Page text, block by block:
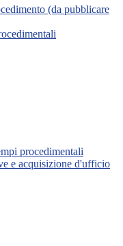
(da pubblicare
procedimentali
e acquisizione d'ufficio